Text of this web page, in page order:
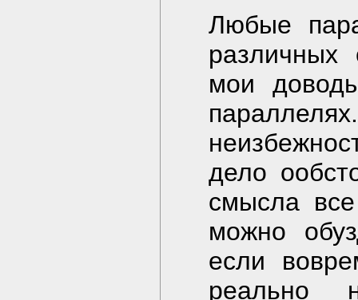
Любые
различных
мои
дело
смысла
можно
если
реально